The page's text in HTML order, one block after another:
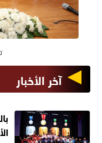
آخر الأخبار